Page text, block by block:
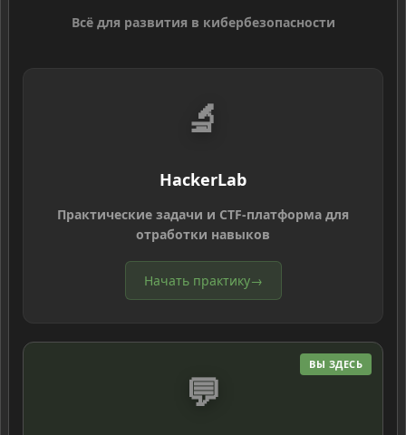
Всё для развития в кибербезопасности
🔬
HackerLab
Практические задачи и CTF-платформа для
отработки навыков
Начать практику→
ВЫ ЗДЕСЬ
💬